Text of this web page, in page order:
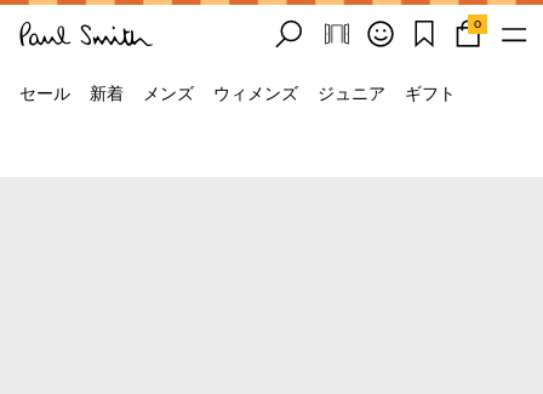
0
セール 新着 メンズ ウィメンズ ジュニア ギフト